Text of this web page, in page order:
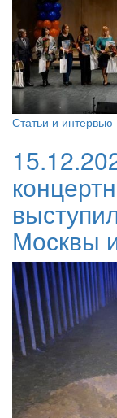
Статьи и интервью
Москвы